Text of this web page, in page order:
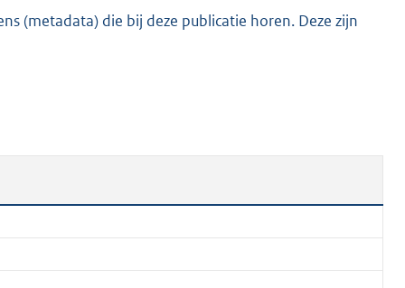
(metadata) die bij deze publicatie horen. Deze zijn